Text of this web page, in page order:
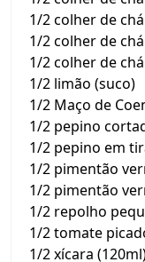
1/2 colher de
1/2 colher de
1/2 colher de
1/2 limão (suco)
1/2 Maço de
1/2 pepino
1/2 pepino em
1/2 pimentão
1/2 pimentão
1/2 repolho
1/2 tomate
1/2 xícara